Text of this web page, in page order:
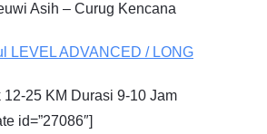
Asih – Curug Kencana
LEVEL ADVANCED / LONG
12-25 KM Durasi 9-10 Jam
id=”27086″]